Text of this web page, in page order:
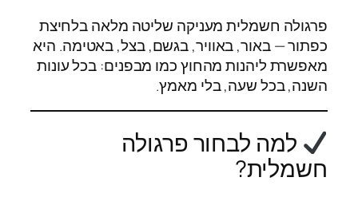
פרגולה חשמלית מעניקה שליטה מלאה בלחיצת
כפתור — באור, באוויר, בגשם, בצל, באטימה. היא
מאפשרת ליהנות מהחוץ כמו מבפנים: בכל עונות
השנה, בכל שעה, בלי מאמץ.
למה לבחור פרגולה
חשמלית?